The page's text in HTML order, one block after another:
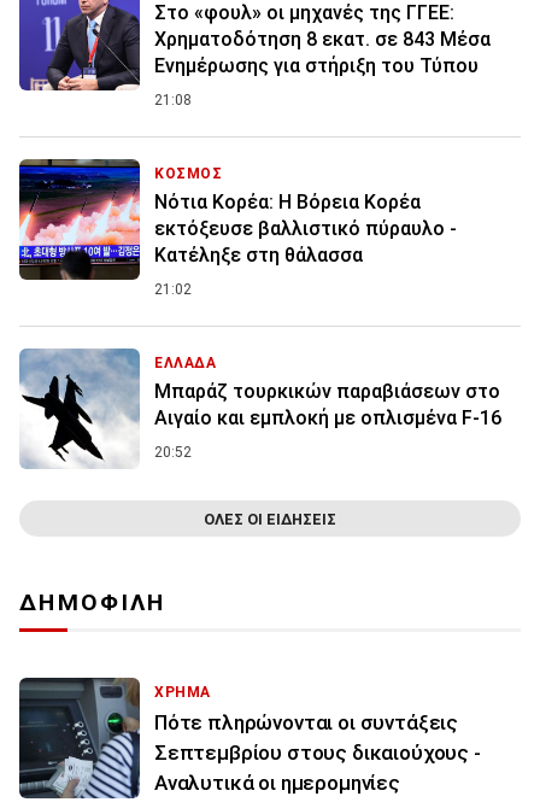
Στο «φουλ» οι μηχανές της ΓΓΕΕ:
Χρηματοδότηση 8 εκατ. σε 843 Μέσα
Ενημέρωσης για στήριξη του Τύπου
21:08
ΚΟΣΜΟΣ
Νότια Κορέα: Η Βόρεια Κορέα
εκτόξευσε βαλλιστικό πύραυλο -
Κατέληξε στη θάλασσα
21:02
ΕΛΛΑΔΑ
Μπαράζ τουρκικών παραβιάσεων στο
Αιγαίο και εμπλοκή με οπλισμένα F-16
20:52
ΟΛΕΣ ΟΙ ΕΙΔΗΣΕΙΣ
ΔΗΜΟΦΙΛΗ
ΧΡΗΜΑ
Πότε πληρώνονται οι συντάξεις
Σεπτεμβρίου στους δικαιούχους -
Αναλυτικά οι ημερομηνίες